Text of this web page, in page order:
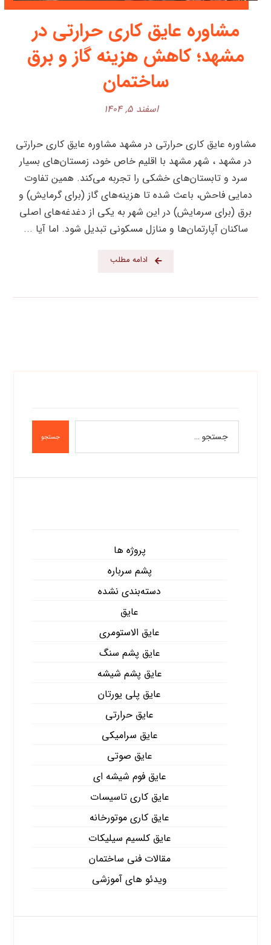
مشاوره عایق کاری حرارتی در
مشهد؛ کاهش هزینه گاز و برق
ساختمان
اسفند ۵, ۱۴۰۴
مشاوره عایق کاری حرارتی در مشهد مشاوره عایق کاری حرارتی
در مشهد ، شهر مشهد با اقلیم خاص خود، زمستان‌های بسیار
سرد و تابستان‌های خشکی را تجربه می‌کند. همین تفاوت
دمایی فاحش، باعث شده تا هزینه‌های گاز (برای گرمایش) و
برق (برای سرمایش) در این شهر به یکی از دغدغه‌های اصلی
ساکنان آپارتمان‌ها و منازل مسکونی تبدیل شود. اما آیا ...
ادامه مطلب
جستجو
پروژه ها
پشم سرباره
دسته‌بندی نشده
عایق
عایق الاستومری
عایق پشم سنگ
عایق پشم شیشه
عایق پلی یورتان
عایق حرارتی
عایق سرامیکی
عایق صوتی
عایق فوم شیشه ای
عایق کاری تاسیسات
عایق کاری موتورخانه
عایق کلسیم سیلیکات
مقالات فنی ساختمان
ویدئو های آموزشی